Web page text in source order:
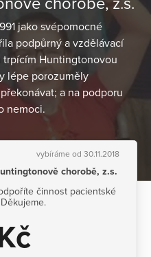
jako svépomocné
podpůrný a vzdělávací
trpícím Huntingtonovou
lépe porozuměly
a na podporu
nemoci.
vybíráme od 30.11.2018
chorobě, z.s.
činnost pacientské